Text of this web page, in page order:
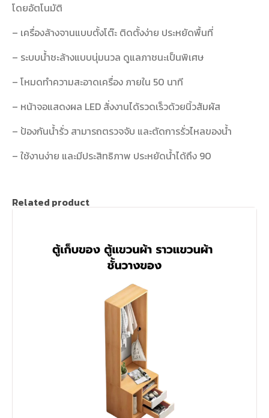
โดยอัตโนมัติ
– เครื่องล้างจานแบบตั้งโต๊ะ ติดตั้งง่าย ประหยัดพื้นที่
– ระบบน้ำชะล้างแบบนุ่มนวล ดูแลภาชนะเป็นพิเศษ
– โหมดทำความสะอาดเครื่อง ภายใน 50 นาที
– หน้าจอแสดงผล LED สั่งงานได้รวดเร็วด้วยนิ้วสัมผัส
– ป้องกันน้ำรั่ว สามารถตรวจจับ และตัดการรั่วไหลของน้ำ
– ใช้งานง่าย และมีประสิทธิภาพ ประหยัดน้ำได้ถึง 90
Related product